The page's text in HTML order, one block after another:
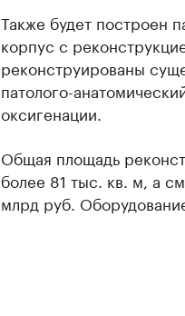
Также будет построен
корпус с
реконструированы
патолого-
ок­сигенации.
Общая площадь
более 81 тыс. кв. м, а
млрд руб.